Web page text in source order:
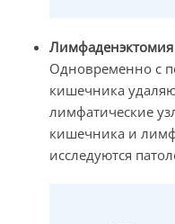
Лимфаденэктомия
Одновременно с
кишечника
лимфатические
кишечника и
исследуются